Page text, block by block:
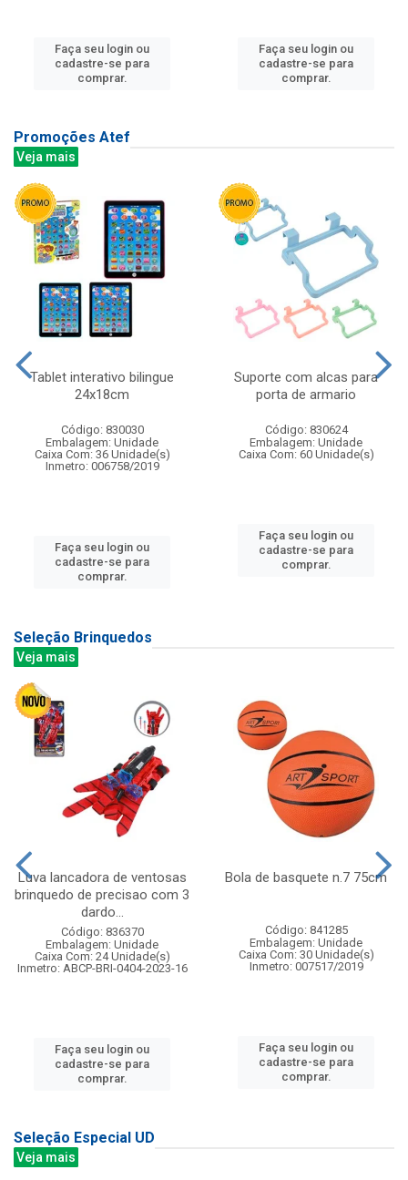
Faça seu login ou
cadastre-se para
comprar.
Faça seu login ou
cadastre-se para
comprar.
Promoções Atef
Veja mais
Tablet interativo bilingue
24x18cm
Código: 830030
Embalagem: Unidade
Caixa Com: 36 Unidade(s)
Inmetro: 006758/2019
Faça seu login ou
cadastre-se para
comprar.
Suporte com alcas para
porta de armario
Código: 830624
Embalagem: Unidade
Caixa Com: 60 Unidade(s)
Faça seu login ou
cadastre-se para
comprar.
Seleção Brinquedos
Veja mais
Luva lancadora de ventosas
brinquedo de precisao com 3
dardo...
Código: 836370
Embalagem: Unidade
Caixa Com: 24 Unidade(s)
Inmetro: ABCP-BRI-0404-2023-16
Faça seu login ou
cadastre-se para
comprar.
Bola de basquete n.7 75cm
Código: 841285
Embalagem: Unidade
Caixa Com: 30 Unidade(s)
Inmetro: 007517/2019
Faça seu login ou
cadastre-se para
comprar.
Seleção Especial UD
Veja mais